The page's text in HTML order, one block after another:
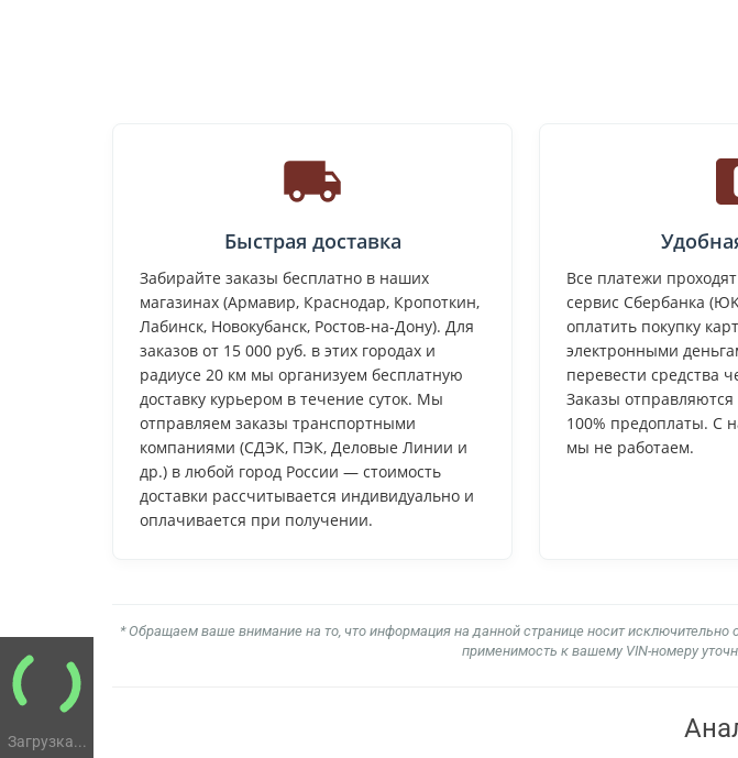
Загрузка...
Быстрая доставка
Забирайте заказы бесплатно в наших
магазинах (Армавир, Краснодар, Кропоткин,
Лабинск, Новокубанск, Ростов-на-Дону). Для
заказов от 15 000 руб. в этих городах и
радиусе 20 км мы организуем бесплатную
доставку курьером в течение суток. Мы
отправляем заказы транспортными
компаниями (СДЭК, ПЭК, Деловые Линии и
др.) в любой город России — стоимость
доставки рассчитывается индивидуально и
оплачивается при получении.
Все платежи
сервис Сбербанка
оплатить покупку
электронными
перевести средства
Заказы отправляются
100% предоплаты. С
мы не работаем.
* Обращаем ваше внимание на то, что информация на данной странице носит
применимость к вашему VIN-номеру